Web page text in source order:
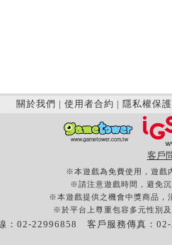
關於我們 | 使用者合約 | 隱私權保護
客戶
※本遊戲為免費使用，遊戲
※請注意遊戲時間，避免
※本遊戲提供之機會中獎商品，
※於平台上尊重包容多元性別
：02-22996858 客戶服務傳真：